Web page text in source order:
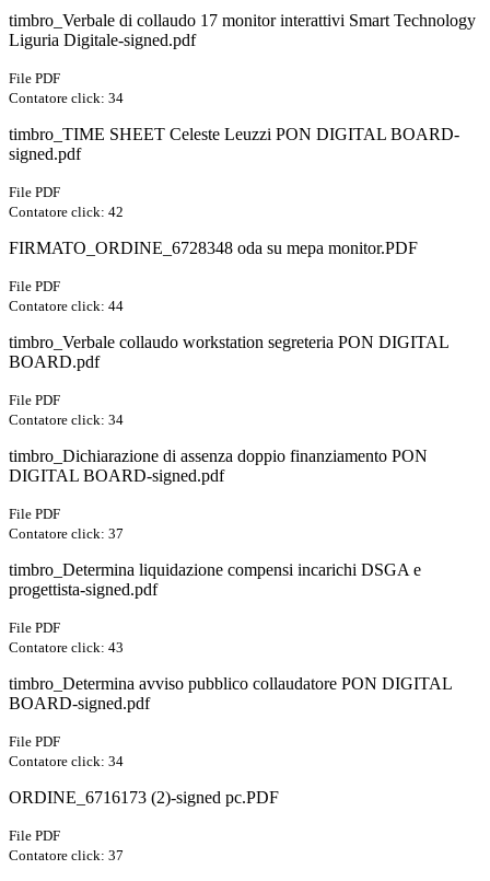
timbro_Verbale di collaudo 17 monitor interattivi Smart Technology
Liguria Digitale-signed.pdf
File PDF
Contatore click: 34
timbro_TIME SHEET Celeste Leuzzi PON DIGITAL BOARD-
signed.pdf
File PDF
Contatore click: 42
FIRMATO_ORDINE_6728348 oda su mepa monitor.PDF
File PDF
Contatore click: 44
timbro_Verbale collaudo workstation segreteria PON DIGITAL
BOARD.pdf
File PDF
Contatore click: 34
timbro_Dichiarazione di assenza doppio finanziamento PON
DIGITAL BOARD-signed.pdf
File PDF
Contatore click: 37
timbro_Determina liquidazione compensi incarichi DSGA e
progettista-signed.pdf
File PDF
Contatore click: 43
timbro_Determina avviso pubblico collaudatore PON DIGITAL
BOARD-signed.pdf
File PDF
Contatore click: 34
ORDINE_6716173 (2)-signed pc.PDF
File PDF
Contatore click: 37